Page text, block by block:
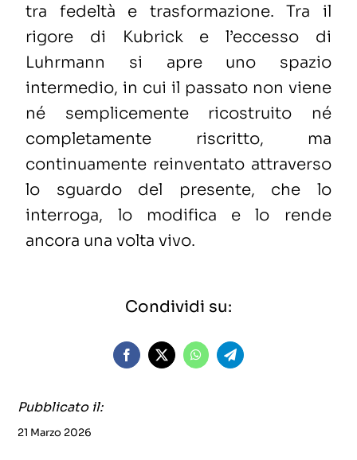
tra fedeltà e trasformazione. Tra il
rigore di Kubrick e l’eccesso di
Luhrmann si apre uno spazio
intermedio, in cui il passato non viene
né semplicemente ricostruito né
completamente riscritto, ma
continuamente reinventato attraverso
lo sguardo del presente, che lo
interroga, lo modifica e lo rende
ancora una volta vivo.
Condividi su:
Pubblicato il:
21 Marzo 2026